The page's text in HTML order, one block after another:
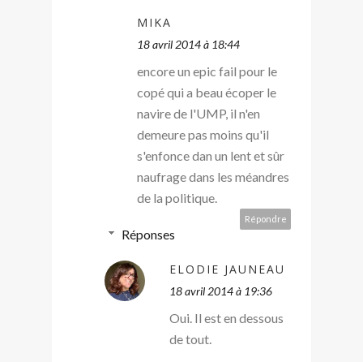
MIKA
18 avril 2014 à 18:44
encore un epic fail pour le
copé qui a beau écoper le
navire de l'UMP, il n'en
demeure pas moins qu'il
s'enfonce dan un lent et sûr
naufrage dans les méandres
de la politique.
Répondre
Réponses
ELODIE JAUNEAU
18 avril 2014 à 19:36
Oui. Il est en dessous
de tout.